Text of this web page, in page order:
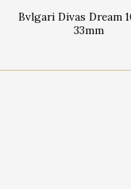
Bvlgari Divas Dream
33mm